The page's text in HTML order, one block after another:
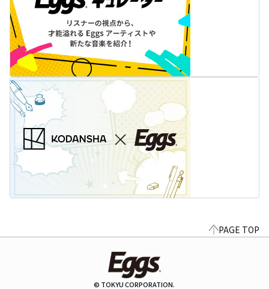
PAGE TOP
© TOKYU CORPORATION.